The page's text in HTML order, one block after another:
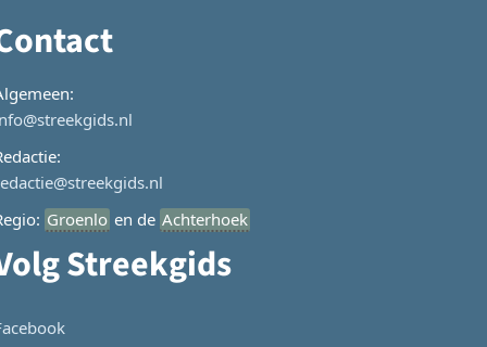
Groenlo en de Achterhoek
Streekgids